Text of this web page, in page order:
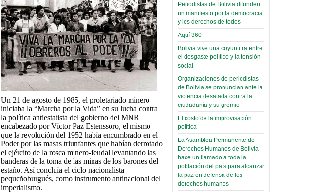
Un 21 de agosto de 1985, el proletariado minero
iniciaba la “Marcha por la Vida” en su lucha contra
la política antiestatista del gobierno del MNR
encabezado por Víctor Paz Estenssoro, el mismo
que la revolución del 1952 había encumbrado en el
Poder por las masas triunfantes que habían derrotado
el ejército de la rosca minero-feudal levantando las
banderas de la toma de las minas de los barones del
estaño. Así concluía el ciclo nacionalista
pequeñoburgués, como instrumento antinacional del
imperialismo.
Periodistas de Bolivia difunden
un manifiesto por la democracia
y los derechos de todos
Aquí 360
Bolivia vive una coyuntura entre
el desgaste político y la tensión
social
Organizaciones de periodistas
de Bolivia se pronuncian ante la
violencia desatada contra la
ciudadanía y su gremio
El costo de la improvisación
política
La Asamblea Permanente de
Derechos Humanos de Bolivia
hace un llamado a toda la
población del país para alcanzar
la paz en defensa de los
derechos humanos